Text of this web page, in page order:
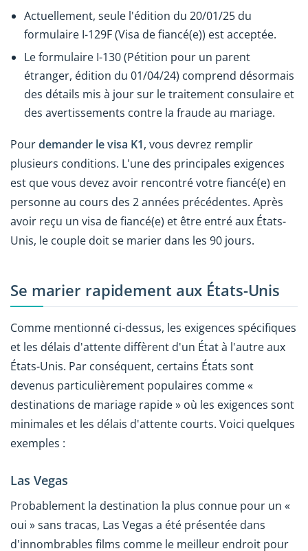
Actuellement, seule l'édition du 20/01/25 du
formulaire I-129F (Visa de fiancé(e)) est acceptée.
Le formulaire I-130 (Pétition pour un parent
étranger, édition du 01/04/24) comprend désormais
des détails mis à jour sur le traitement consulaire et
des avertissements contre la fraude au mariage.
Pourdemander le visa K1, vous devrez remplir
plusieurs conditions. L'une des principales exigences
est que vous devez avoir rencontré votre fiancé(e) en
personne au cours des 2 années précédentes. Après
avoir reçu un visa de fiancé(e) et être entré aux États-
Unis, le couple doit se marier dans les 90 jours.
Se marier rapidement aux États-Unis
Comme mentionné ci-dessus, les exigences spécifiques
et les délais d'attente diffèrent d'un État à l'autre aux
États-Unis. Par conséquent, certains États sont
devenus particulièrement populaires comme «
destinations de mariage rapide » où les exigences sont
minimales et les délais d'attente courts. Voici quelques
exemples :
Las Vegas
Probablement la destination la plus connue pour un «
oui » sans tracas, Las Vegas a été présentée dans
d'innombrables films comme le meilleur endroit pour